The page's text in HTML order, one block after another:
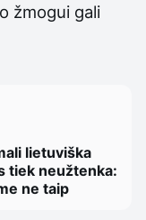
žmogui gali
lietuviška
tiek neužtenka:
ne taip